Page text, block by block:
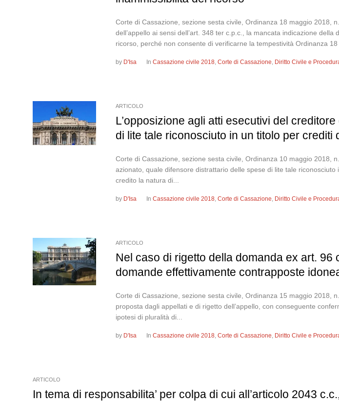
Corte di Cassazione, sezione sesta civile, Ordinanza 18 maggio 2018,
dell’appello ai sensi dell’art. 348 ter c.p.c., la mancata indicazione
ricorso, perché non consente di verificarne la tempestività Ordinanza 18
by D'Isa InCassazione civile 2018,Corte di Cassazione, Diritto Civile e
ARTICOLO
L’opposizione agli atti esecutivi del
di lite tale riconosciuto in un titolo per crediti
Corte di Cassazione, sezione sesta civile, Ordinanza 10 maggio 2018,
azionato, quale difensore distrattario delle spese di lite tale
credito la natura di...
by D'Isa InCassazione civile 2018,Corte di Cassazione, Diritto Civile e
ARTICOLO
Nel caso di rigetto della domanda ex art.
domande effettivamente contrapposte
Corte di Cassazione, sezione sesta civile, Ordinanza 15 maggio 2018,
proposta dagli appellati e di rigetto dell’appello, con conseguente
ipotesi di pluralità di...
by D'Isa InCassazione civile 2018,Corte di Cassazione, Diritto Civile e
ARTICOLO
In tema di responsabilita’ per colpa di cui all’articolo 2043